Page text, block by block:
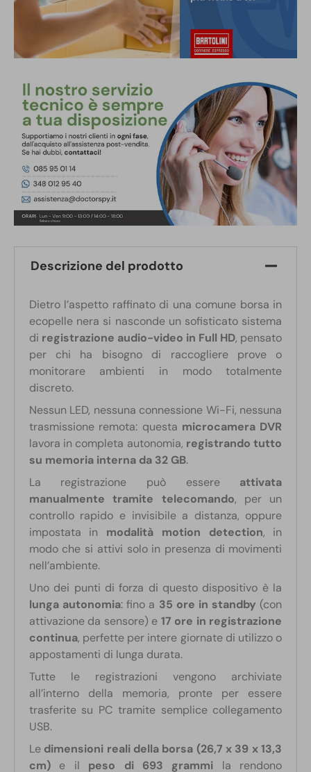
Descrizione del prodotto
Dietro l’aspetto raffinato di una comune borsa in
ecopelle nera si nasconde un sofisticato sistema
di registrazione audio-video in Full HD, pensato
per chi ha bisogno di raccogliere prove o
monitorare ambienti in modo totalmente
discreto.
Nessun LED, nessuna connessione Wi-Fi, nessuna
trasmissione remota: questa microcamera DVR
lavora in completa autonomia, registrando tutto
su memoria interna da 32 GB.
La registrazione può essere attivata
manualmente tramite telecomando, per un
controllo rapido e invisibile a distanza, oppure
impostata in modalità motion detection, in
modo che si attivi solo in presenza di movimenti
nell’ambiente.
Uno dei punti di forza di questo dispositivo è la
lunga autonomia: fino a 35 ore in standby (con
attivazione da sensore) e 17 ore in registrazione
continua, perfette per intere giornate di utilizzo o
appostamenti di lunga durata.
Tutte le registrazioni vengono archiviate
all’interno della memoria, pronte per essere
trasferite su PC tramite semplice collegamento
USB.
Le dimensioni reali della borsa (26,7 x 39 x 13,3
cm)e il peso di 693 grammi la rendono